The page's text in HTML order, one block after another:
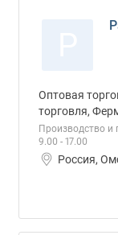
Оптовая
торговля,
Производство
9.00 - 17.00
Россия,